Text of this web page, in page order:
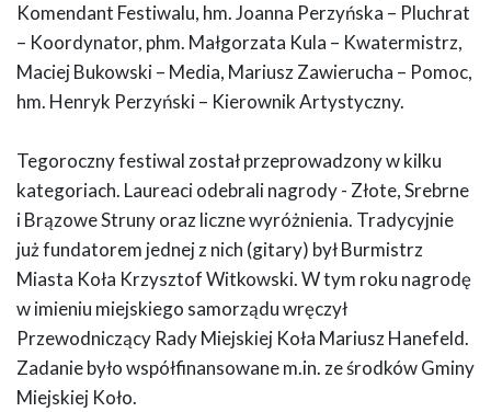
Komendant Festiwalu, hm. Joanna Perzyńska – Pluchrat
– Koordynator, phm. Małgorzata Kula – Kwatermistrz,
Maciej Bukowski – Media, Mariusz Zawierucha – Pomoc,
hm. Henryk Perzyński – Kierownik Artystyczny.
Tegoroczny festiwal został przeprowadzony w kilku
kategoriach. Laureaci odebrali nagrody - Złote, Srebrne
i Brązowe Struny oraz liczne wyróżnienia. Tradycyjnie
już fundatorem jednej z nich (gitary) był Burmistrz
Miasta Koła Krzysztof Witkowski. W tym roku nagrodę
w imieniu miejskiego samorządu wręczył
Przewodniczący Rady Miejskiej Koła Mariusz Hanefeld.
Zadanie było współfinansowane m.in. ze środków Gminy
Miejskiej Koło.